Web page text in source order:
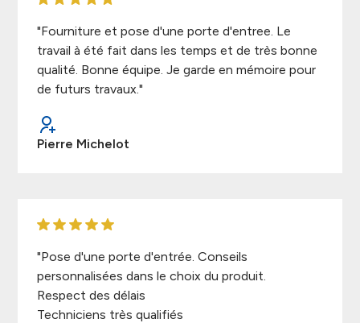
"Fourniture et pose d'une porte d'entree. Le
travail à été fait dans les temps et de très bonne
qualité. Bonne équipe. Je garde en mémoire pour
de futurs travaux."
Pierre Michelot
"Pose d'une porte d'entrée. Conseils
personnalisées dans le choix du produit.
Respect des délais
Techniciens très qualifiés